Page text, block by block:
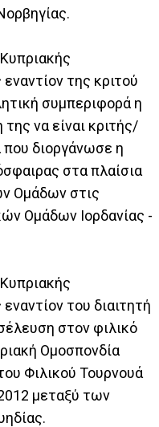
της κριτού
συμπεριφορά η
να είναι κριτής/
που διοργάνωσε η
στα πλαίσια
Ομάδων στις
Ομάδων Ιορδανίας -
του διαιτητή
στον φιλικό
Ομοσπονδία
Φιλικού Τουρνουά
μεταξύ των